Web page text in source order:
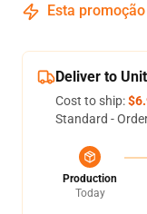
Esta
Deliver to
Cost to ship:
Standard -
Production
Today